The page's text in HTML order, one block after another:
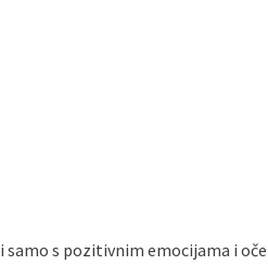
s pozitivnim emocijama i